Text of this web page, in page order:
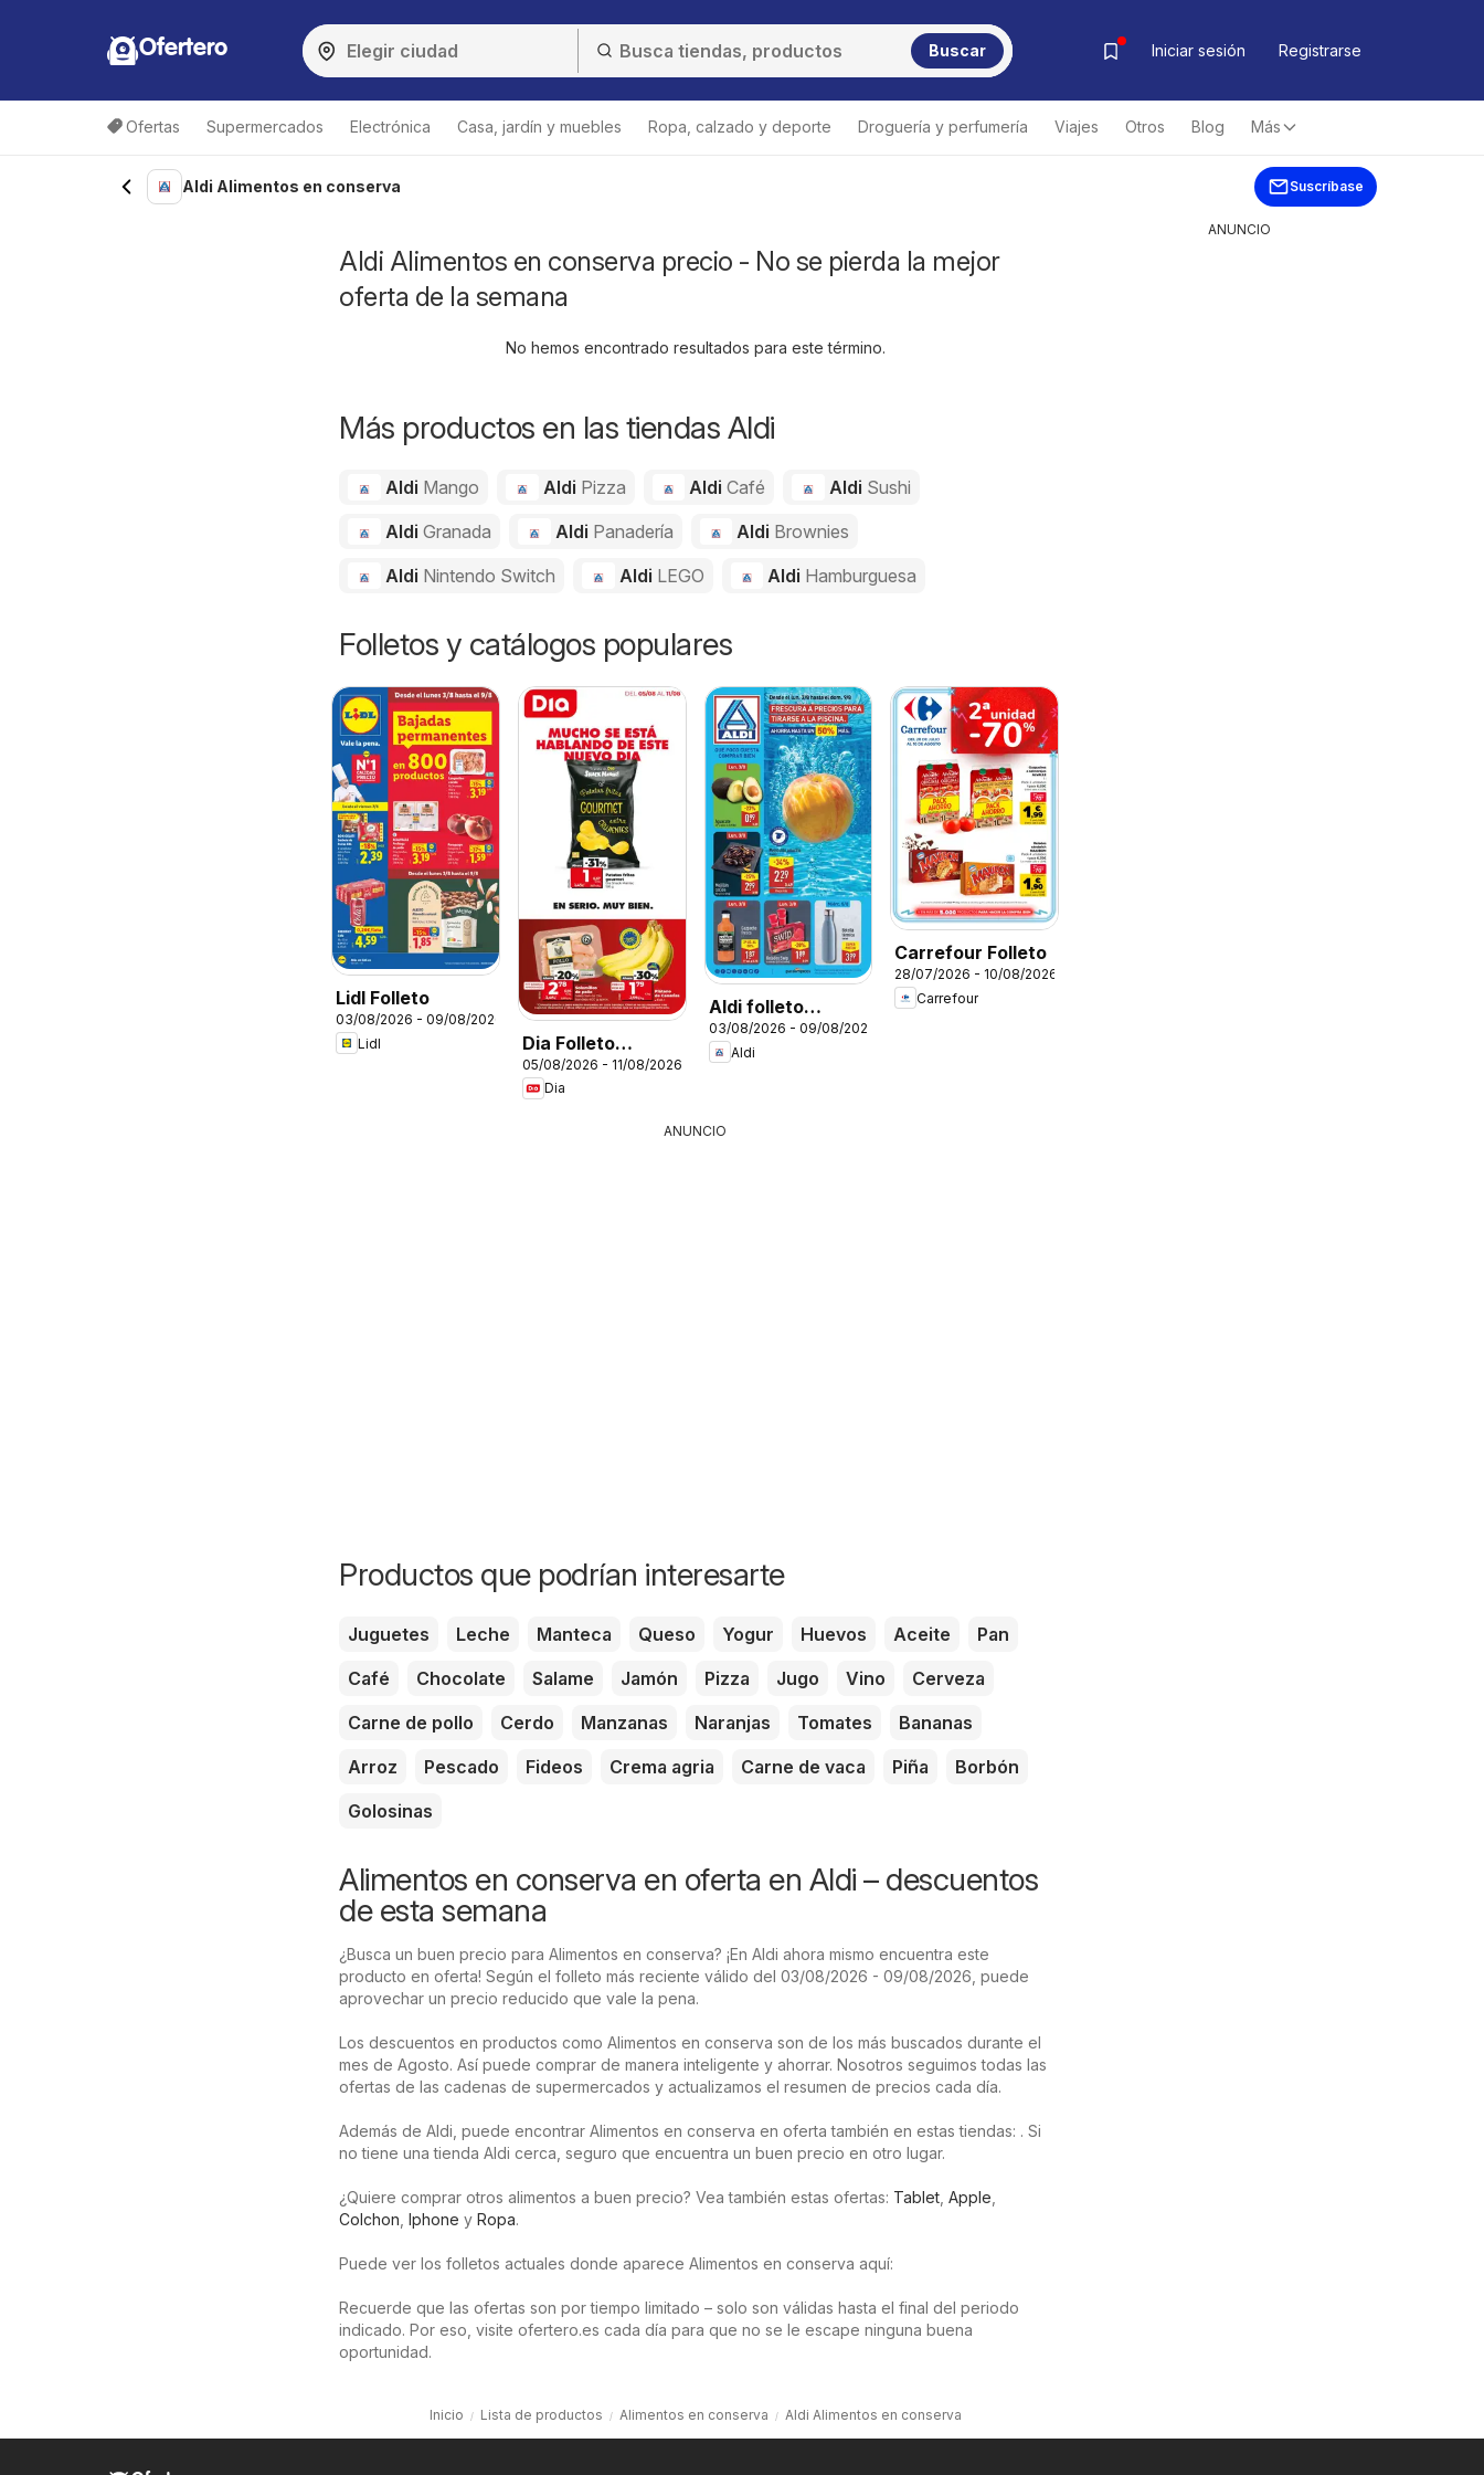
Ofertero Buscar Iniciar sesión Registrarse
Ofertas Supermercados Electrónica Casa, jardín y muebles Ropa, calzado y deporte Droguería y perfumería Viajes Otros Blog Más
Aldi Alimentos en conserva Suscríbase
Aldi Alimentos en conserva precio - No se pierda la mejor
oferta de la semana
No hemos encontrado resultados para este término.
Más productos en las tiendas Aldi
Aldi Mango Aldi Pizza AldiCafé Aldi Sushi
Aldi Granada Aldi Panadería Aldi Brownies
Aldi Nintendo Switch Aldi LEGO Aldi Hamburguesa
Folletos y catálogos populares
Lidl Folleto
03/08/2026 - 09/08/2026
Lidl
Dia Folleto
Market
05/08/2026 - 11/08/2026
Dia
Aldi folleto
Península
03/08/2026 - 09/08/2026
Aldi
Carrefour Folleto
28/07/2026 - 10/08/2026
Carrefour
ANUNCIO
Productos que podrían interesarte
Juguetes Leche Manteca Queso Yogur Huevos Aceite
Pan
Café
Chocolate Salame Jamón Pizza Jugo Vino
Cerveza
Carne de pollo
Cerdo Manzanas Naranjas Tomates
Bananas
Arroz
Pescado Fideos Crema agria Carne de vaca Piña
Borbón
Golosinas
Alimentos en conserva en oferta en Aldi – descuentos
de esta semana
¿Busca un buen precio para Alimentos en conserva? ¡En Aldi ahora mismo encuentra este
producto en oferta! Según el folleto más reciente válido del 03/08/2026 - 09/08/2026, puede
aprovechar un precio reducido que vale la pena.
Los descuentos en productos como Alimentos en conserva son de los más buscados durante el
mes de Agosto. Así puede comprar de manera inteligente y ahorrar. Nosotros seguimos todas las
ofertas de las cadenas de supermercados y actualizamos el resumen de precios cada día.
Además de Aldi, puede encontrar Alimentos en conserva en oferta también en estas tiendas: . Si
no tiene una tienda Aldi cerca, seguro que encuentra un buen precio en otro lugar.
¿Quiere comprar otros alimentos a buen precio? Vea también estas ofertas: Tablet Apple
Colchon Iphone y Ropa.
Puede ver los folletos actuales donde aparece Alimentos en conserva aquí:
Recuerde que las ofertas son por tiempo limitado – solo son válidas hasta el final del periodo
indicado. Por eso, visite ofertero.es cada día para que no se le escape ninguna buena
oportunidad.
Inicio Lista de productos Alimentos en conserva Aldi Alimentos en conserva
ANUNCIO